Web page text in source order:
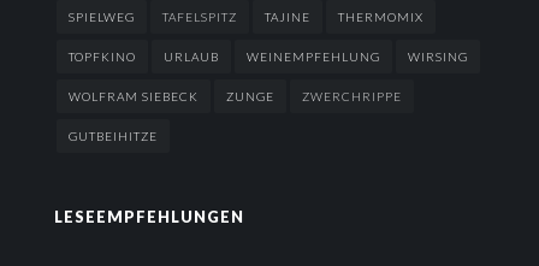
SPIELWEG TAFELSPITZ TAJINE THERMOMIX
TOPFKINO URLAUB WEINEMPFEHLUNG WIRSING
WOLFRAM SIEBECK ZUNGE ZWERCHRIPPE
GUTBEIHITZE
LESEEMPFEHLUNGEN